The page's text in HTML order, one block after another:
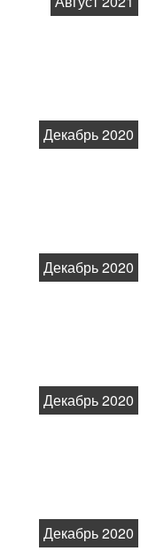
Декабрь 2020
Декабрь 2020
Декабрь 2020
Декабрь 2020